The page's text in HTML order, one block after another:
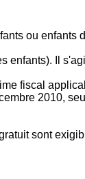
ou enfants
enfants). Il
fiscal
2010, seul
sont